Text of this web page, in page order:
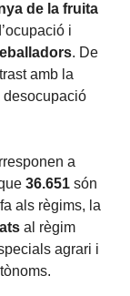
de la fruita
i
. De
amb la
desocupació
a
36.651 són
als règims, la
al règim
agrari i